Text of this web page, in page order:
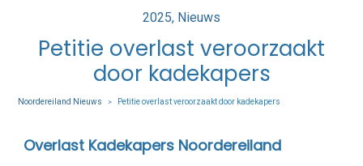
Posted
2025 Nieuws
Petitie overlast veroorzaakt
door kadekapers
Noordereiland Nieuws > Petitie overlast veroorzaakt door kadekapers
Overlast Kadekapers Noordereiland